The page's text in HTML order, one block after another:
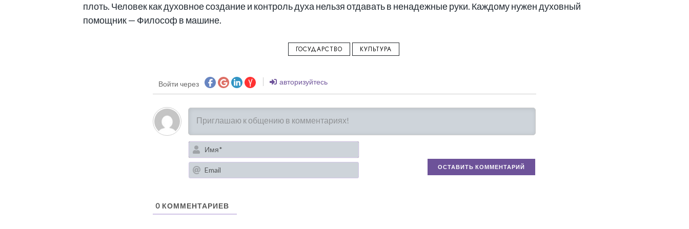
плоть. Человек как духовное создание и контроль духа нельзя отдавать в ненадежные руки. Каждому нужен духовный
помощник — Философ в машине.
ГОСУДАРСТВО КУЛЬТУРА
Войти через авторизуйтесь
Имя*
Email
0 КОММЕНТАРИЕВ